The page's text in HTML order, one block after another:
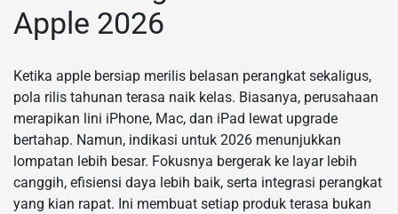
Apple 2026
Ketika apple bersiap merilis belasan perangkat sekaligus,
pola rilis tahunan terasa naik kelas. Biasanya, perusahaan
merapikan lini iPhone, Mac, dan iPad lewat upgrade
bertahap. Namun, indikasi untuk 2026 menunjukkan
lompatan lebih besar. Fokusnya bergerak ke layar lebih
canggih, efisiensi daya lebih baik, serta integrasi perangkat
yang kian rapat. Ini membuat setiap produk terasa bukan